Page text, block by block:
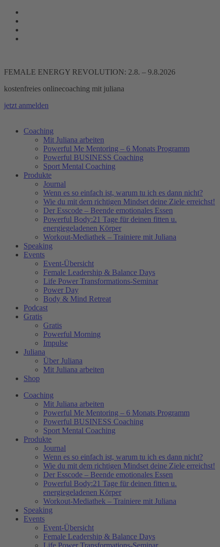
Zum
Inhalt
springen
FEMALE ENERGY REVOLUTION: 2.8. – 9.8.2026
kostenfreies onlinecoaching mit juliana
jetzt anmelden
Coaching
Mit Juliana arbeiten
Powerful Me Mentoring – 6 Monats Programm
Powerful BUSINESS Coaching
Sport Mental Coaching
Produkte
Journal
Wenn es so einfach ist, warum tu ich es dann nicht?
Wie du mit dem richtigen Mindset deine Ziele erreichst!
Der Esscode – Beende emotionales Essen
Powerful Body:21 Tage für deinen fitten u.
energiegeladenen Körper
Workout-Mediathek – Trainiere mit Juliana
Speaking
Events
Event-Übersicht
Female Leadership & Balance Days
Life Power Transformations-Seminar
Power Day
Body & Mind Retreat
Podcast
Gratis
Gratis
Powerful Morning
Impulse
Juliana
Über Juliana
Mit Juliana arbeiten
Shop
Coaching
Mit Juliana arbeiten
Powerful Me Mentoring – 6 Monats Programm
Powerful BUSINESS Coaching
Sport Mental Coaching
Produkte
Journal
Wenn es so einfach ist, warum tu ich es dann nicht?
Wie du mit dem richtigen Mindset deine Ziele erreichst!
Der Esscode – Beende emotionales Essen
Powerful Body:21 Tage für deinen fitten u.
energiegeladenen Körper
Workout-Mediathek – Trainiere mit Juliana
Speaking
Events
Event-Übersicht
Female Leadership & Balance Days
Life Power Transformations-Seminar